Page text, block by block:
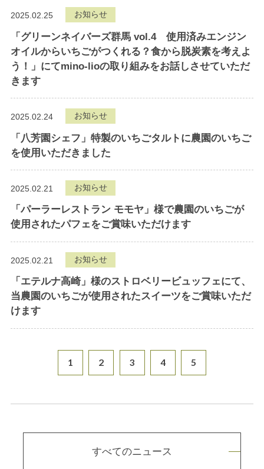
2025.02.25 お知らせ
「グリーンネイバーズ群馬 vol.4 使用済みエンジン
オイルからいちごがつくれる？食から脱炭素を考えよ
う！」にてmino-lioの取り組みをお話しさせていただ
きます
2025.02.24 お知らせ
「八芳園シェフ」特製のいちごタルトに農園のいちご
を使用いただきました
2025.02.21 お知らせ
「パーラーレストラン モモヤ」様で農園のいちごが
使用されたパフェをご賞味いただけます
2025.02.21 お知らせ
「エテルナ高崎」様のストロベリービュッフェにて、
当農園のいちごが使用されたスイーツをご賞味いただ
けます
1 2 3 4 5
すべてのニュース